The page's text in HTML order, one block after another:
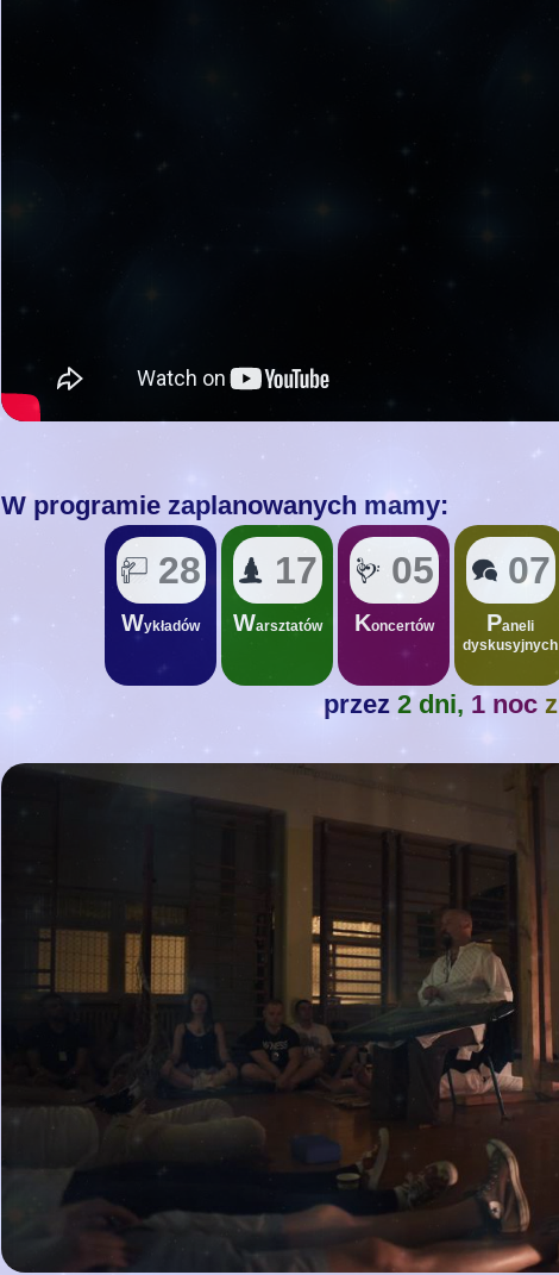
W programie zaplanowanych mamy:
28
Wykładów
17
Warsztatów
05
Koncertów
07
Paneli
dyskusyjnych
przez 2 dni, 1 noc z